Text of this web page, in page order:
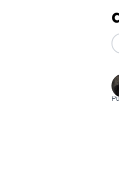
Formation